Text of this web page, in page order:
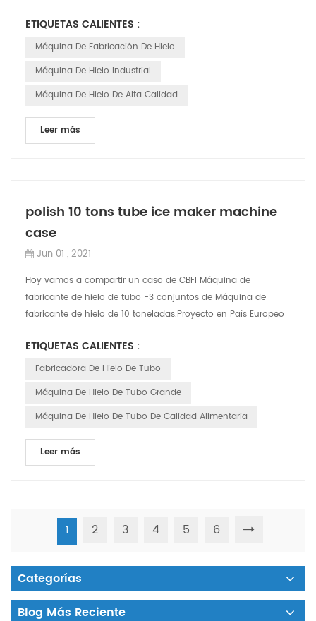
ETIQUETAS CALIENTES :
Máquina De Fabricación De Hielo
Máquina De Hielo Industrial
Máquina De Hielo De Alta Calidad
Leer más
polish 10 tons tube ice maker machine
case
Jun 01 , 2021
Hoy vamos a compartir un caso de CBFI Máquina de
fabricante de hielo de tubo -3 conjuntos de Máquina de
fabricante de hielo de 10 toneladas.Proyecto en País Europeo
ETIQUETAS CALIENTES :
Fabricadora De Hielo De Tubo
Máquina De Hielo De Tubo Grande
Máquina De Hielo De Tubo De Calidad Alimentaria
Leer más
1 2 3 4 5 6
Categorías
Blog Más Reciente